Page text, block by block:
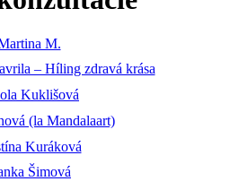
M.
– Híling zdravá krása
Kuklišová
(la Mandalaart)
Kuráková
Šimová